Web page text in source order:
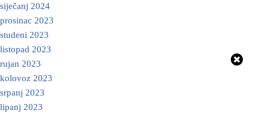
siječanj 2024
prosinac 2023
studeni 2023
listopad 2023
rujan 2023
kolovoz 2023
srpanj 2023
lipanj 2023